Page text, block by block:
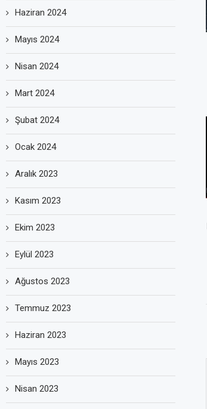
Haziran 2024
Mayıs 2024
Nisan 2024
Mart 2024
Şubat 2024
Ocak 2024
Aralık 2023
Kasım 2023
Ekim 2023
Eylül 2023
Ağustos 2023
Temmuz 2023
Haziran 2023
Mayıs 2023
Nisan 2023